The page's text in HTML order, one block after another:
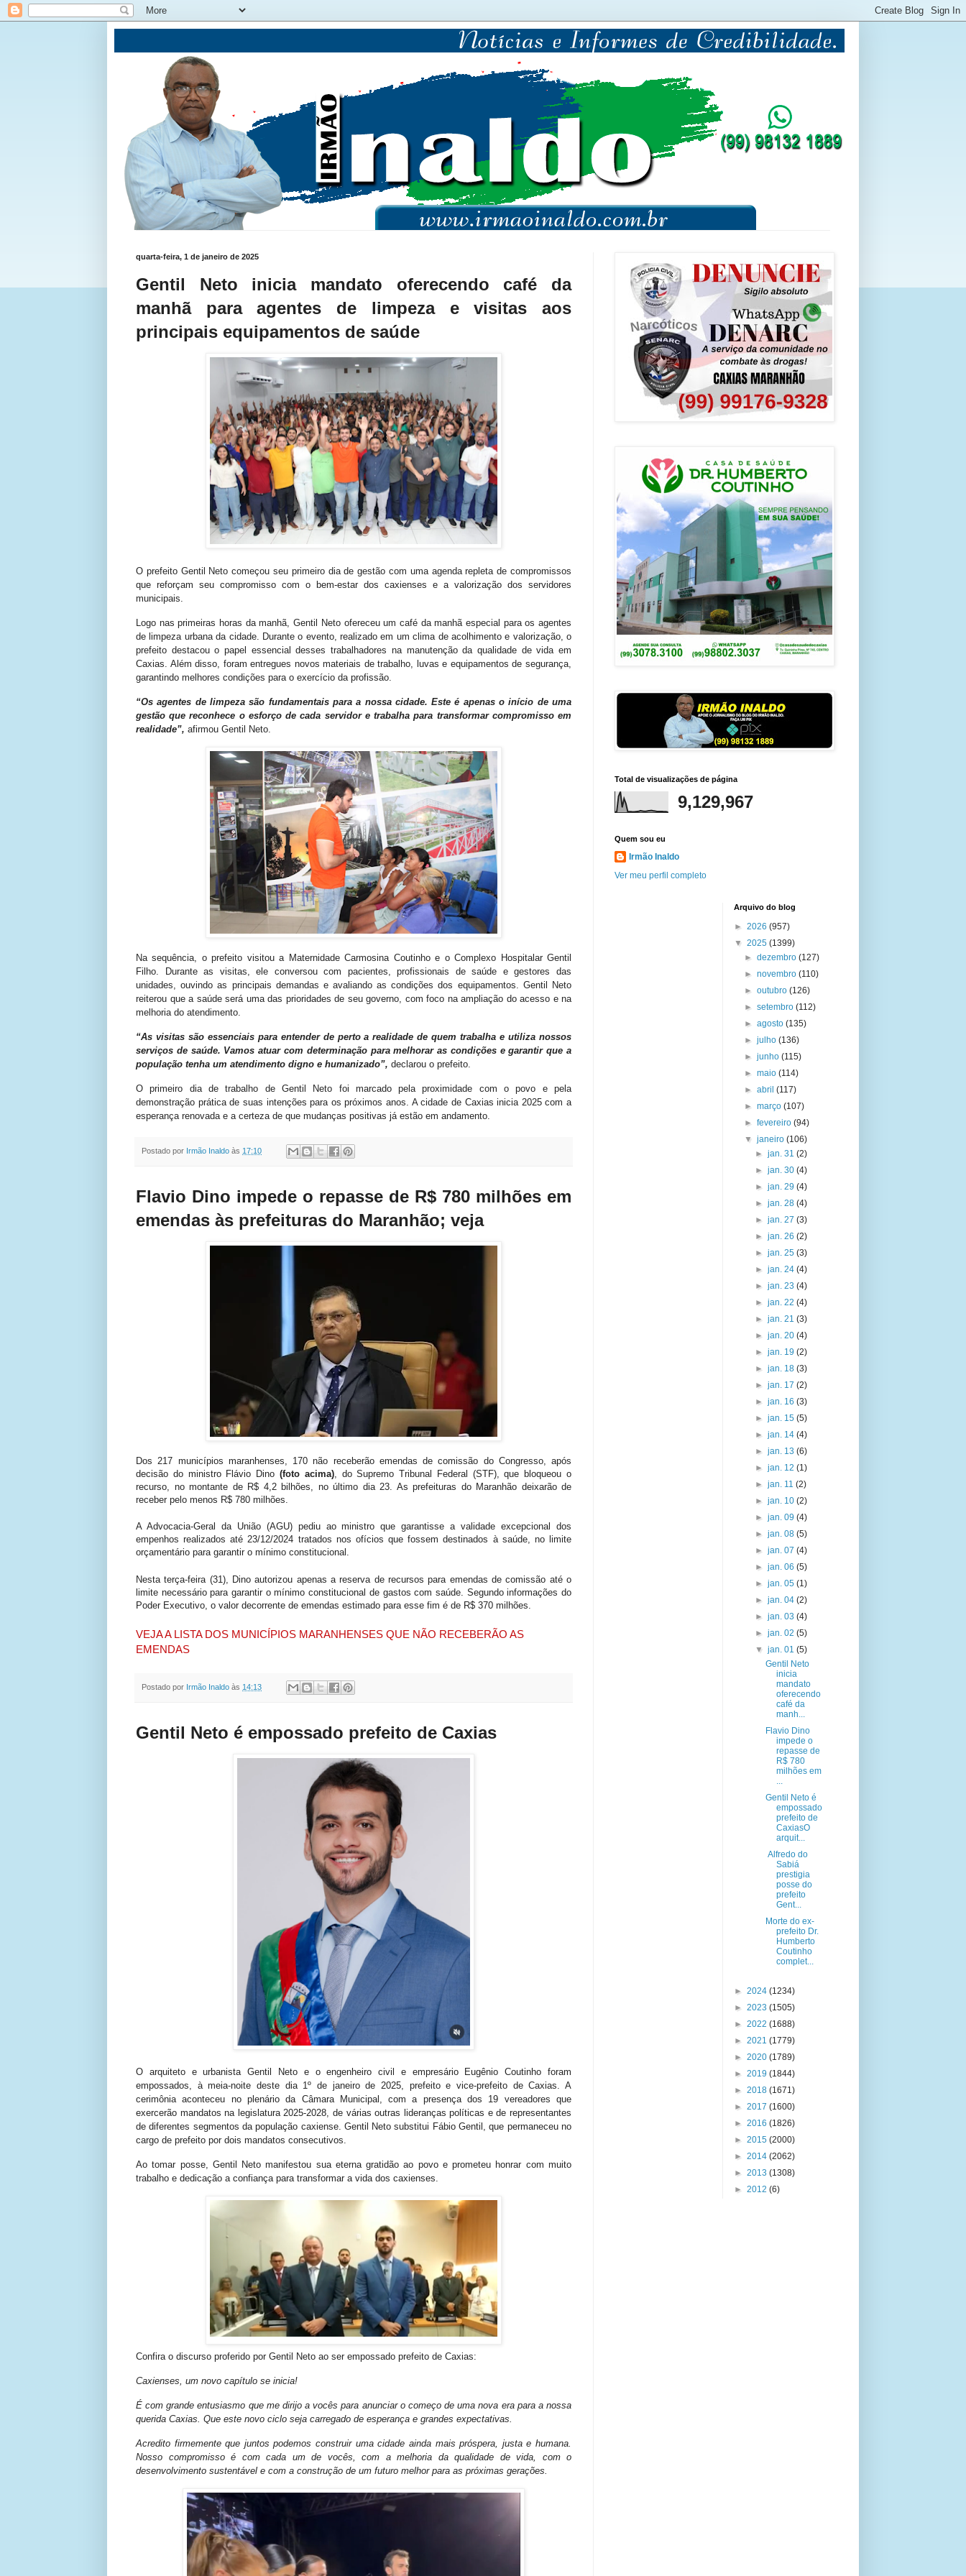
quarta-feira, 1 de janeiro de 2025
Gentil Neto inicia mandato oferecendo café da
manhã para agentes de limpeza e visitas aos
principais equipamentos de saúde
O prefeito Gentil Neto começou seu primeiro dia de gestão com uma agenda repleta de compromissos
que reforçam seu compromisso com o bem-estar dos caxienses e a valorização dos servidores
municipais.
Logo nas primeiras horas da manhã, Gentil Neto ofereceu um café da manhã especial para os agentes
de limpeza urbana da cidade. Durante o evento, realizado em um clima de acolhimento e valorização, o
prefeito destacou o papel essencial desses trabalhadores na manutenção da qualidade de vida em
Caxias. Além disso, foram entregues novos materiais de trabalho, luvas e equipamentos de segurança,
garantindo melhores condições para o exercício da profissão.
“Os agentes de limpeza são fundamentais para a nossa cidade. Este é apenas o início de uma
gestão que reconhece o esforço de cada servidor e trabalha para transformar compromisso em
realidade”, afirmou Gentil Neto.
Na sequência, o prefeito visitou a Maternidade Carmosina Coutinho e o Complexo Hospitalar Gentil
Filho. Durante as visitas, ele conversou com pacientes, profissionais de saúde e gestores das
unidades, ouvindo as principais demandas e avaliando as condições dos equipamentos. Gentil Neto
reiterou que a saúde será uma das prioridades de seu governo, com foco na ampliação do acesso e na
melhoria do atendimento.
“As visitas são essenciais para entender de perto a realidade de quem trabalha e utiliza nossos
serviços de saúde. Vamos atuar com determinação para melhorar as condições e garantir que a
população tenha um atendimento digno e humanizado”, declarou o prefeito.
O primeiro dia de trabalho de Gentil Neto foi marcado pela proximidade com o povo e pela
demonstração prática de suas intenções para os próximos anos. A cidade de Caxias inicia 2025 com a
esperança renovada e a certeza de que mudanças positivas já estão em andamento.
Postado por Irmão Inaldo às 17:10
Flavio Dino impede o repasse de R$ 780 milhões em
emendas às prefeituras do Maranhão; veja
Dos 217 municípios maranhenses, 170 não receberão emendas de comissão do Congresso, após
decisão do ministro Flávio Dino (foto acima), do Supremo Tribunal Federal (STF), que bloqueou o
recurso, no montante de R$ 4,2 bilhões, no último dia 23. As prefeituras do Maranhão deixarão de
receber pelo menos R$ 780 milhões.
A Advocacia-Geral da União (AGU) pediu ao ministro que garantisse a validade excepcional dos
empenhos realizados até 23/12/2024 tratados nos ofícios que fossem destinados à saúde, no limite
orçamentário para garantir o mínimo constitucional.
Nesta terça-feira (31), Dino autorizou apenas a reserva de recursos para emendas de comissão até o
limite necessário para garantir o mínimo constitucional de gastos com saúde. Segundo informações do
Poder Executivo, o valor decorrente de emendas estimado para esse fim é de R$ 370 milhões.
VEJA A LISTA DOS MUNICÍPIOS MARANHENSES QUE NÃO RECEBERÃO AS
EMENDAS
Postado por Irmão Inaldo às 14:13
Gentil Neto é empossado prefeito de Caxias
O arquiteto e urbanista Gentil Neto e o engenheiro civil e empresário Eugênio Coutinho foram
empossados, à meia-noite deste dia 1º de janeiro de 2025, prefeito e vice-prefeito de Caxias. A
cerimônia aconteceu no plenário da Câmara Municipal, com a presença dos 19 vereadores que
exercerão mandatos na legislatura 2025-2028, de várias outras lideranças políticas e de representantes
de diferentes segmentos da população caxiense. Gentil Neto substitui Fábio Gentil, que permaneceu no
cargo de prefeito por dois mandatos consecutivos.
Ao tomar posse, Gentil Neto manifestou sua eterna gratidão ao povo e prometeu honrar com muito
trabalho e dedicação a confiança para transformar a vida dos caxienses.
Confira o discurso proferido por Gentil Neto ao ser empossado prefeito de Caxias:
Caxienses, um novo capítulo se inicia!
É com grande entusiasmo que me dirijo a vocês para anunciar o começo de uma nova era para a nossa
querida Caxias. Que este novo ciclo seja carregado de esperança e grandes expectativas.
Acredito firmemente que juntos podemos construir uma cidade ainda mais próspera, justa e humana.
Nosso compromisso é com cada um de vocês, com a melhoria da qualidade de vida, com o
desenvolvimento sustentável e com a construção de um futuro melhor para as próximas gerações.
Total de visualizações de página
9,129,967
Quem sou eu
Irmão Inaldo
Ver meu perfil completo
Arquivo do blog
► 2026 (957)
▼ 2025 (1399)
►dezembro(127)
►novembro(110)
►outubro(126)
►setembro(112)
►agosto(135)
►julho(136)
►junho(115)
►maio(114)
►abril(117)
►março(107)
►fevereiro(94)
▼janeiro(106)
► jan. 31 (2)
► jan. 30 (4)
► jan. 29 (4)
► jan. 28 (4)
► jan. 27 (3)
► jan. 26 (2)
► jan. 25 (3)
► jan. 24 (4)
► jan. 23 (4)
► jan. 22 (4)
► jan. 21 (3)
► jan. 20 (4)
► jan. 19 (2)
► jan. 18 (3)
► jan. 17 (2)
► jan. 16 (3)
► jan. 15 (5)
► jan. 14 (4)
► jan. 13 (6)
► jan. 12 (1)
► jan. 11 (2)
► jan. 10 (2)
► jan. 09 (4)
► jan. 08 (5)
► jan. 07 (4)
► jan. 06 (5)
► jan. 05 (1)
► jan. 04 (2)
► jan. 03 (4)
► jan. 02 (5)
▼ jan. 01 (5)
Gentil Neto
inicia
mandato
oferecendo
café da
manh...
Flavio Dino
impede o
repasse de
R$ 780
milhões em
...
Gentil Neto é
empossado
prefeito de
CaxiasO
arquit...
Alfredo do
Sabiá
prestigia
posse do
prefeito
Gent...
Morte do ex-
prefeito Dr.
Humberto
Coutinho
complet...
► 2024 (1234)
► 2023 (1505)
► 2022 (1688)
► 2021 (1779)
► 2020 (1789)
► 2019 (1844)
► 2018 (1671)
► 2017 (1600)
► 2016 (1826)
► 2015 (2000)
► 2014 (2062)
► 2013 (1308)
► 2012 (6)